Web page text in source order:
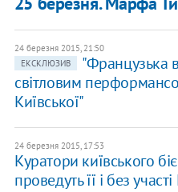
24 березня 2015, 21:50
ЕКСКЛЮЗИВ
"Французька
світловим
Київської"
24 березня 2015, 17:53
Куратори київського
проведуть її і без